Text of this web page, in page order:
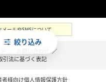
絞り込み
ールやSMSについて
／
引法に基づく表記
者様向け個人情報保護方針